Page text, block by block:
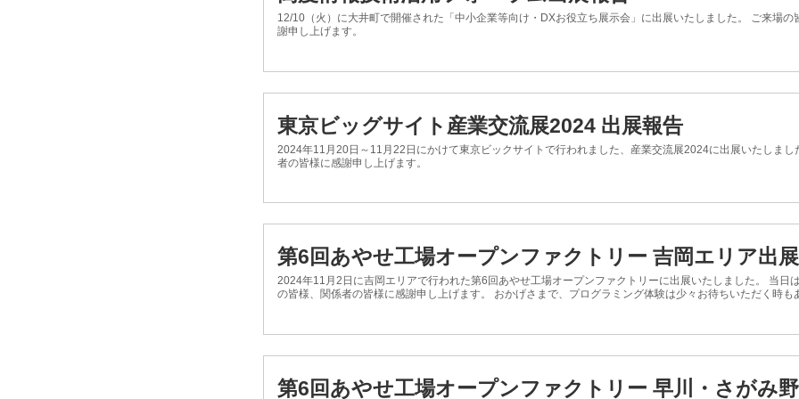
12/10（火）に大井町で開催された「中小企業等向け・DXお役立ち展示会」に出展いたしました。 ご来場の
謝申し上げます。
東京ビッグサイト産業交流展2024 出展報告
2024年11月20日～11月22日にかけて東京ビックサイトで行われました、産業交流展2024に出展いたしまし
者の皆様に感謝申し上げます。
第6回あやせ工場オープンファクトリー 吉岡エリア出
2024年11月2日に吉岡エリアで行われた第6回あやせ工場オープンファクトリーに出展いたしました。 当日
の皆様、関係者の皆様に感謝申し上げます。 おかげさまで、プログラミング体験は少々お待ちいただく時も
第6回あやせ工場オープンファクトリー 早川・さがみ